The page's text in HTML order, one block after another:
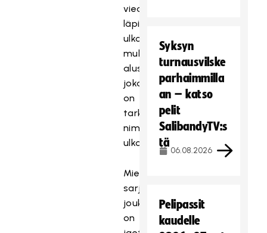
viedä
läpi
ulkotapahtumana
multisport-
alustalla,
joka
on
tarkoitettu
nimenomaan
ulkokäyttöön.
Miesten
sarjan
joukkueet
on
Syksyn
turnausvilske
parhaimmilla
an – katso
pelit
SalibandyTV:s
tä
06.08.2026
Pelipassit
kaudelle